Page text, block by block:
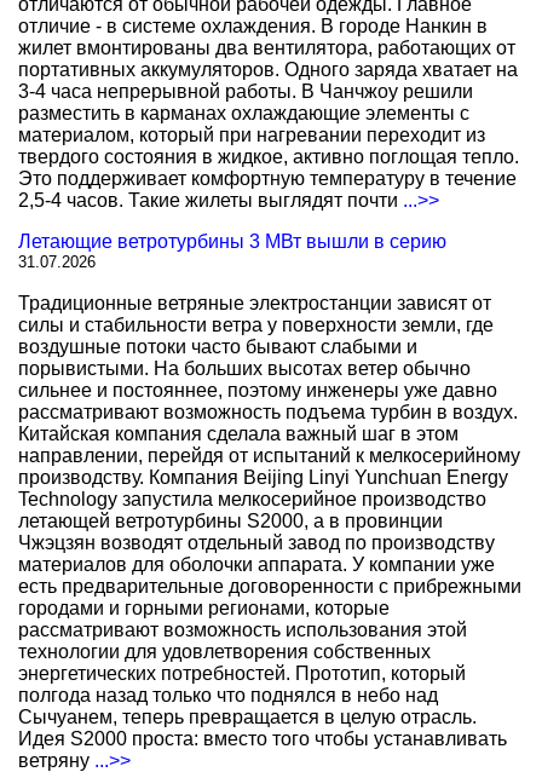
отличаются от обычной рабочей одежды. Главное
отличие - в системе охлаждения. В городе Нанкин в
жилет вмонтированы два вентилятора, работающих от
портативных аккумуляторов. Одного заряда хватает на
3-4 часа непрерывной работы. В Чанчжоу решили
разместить в карманах охлаждающие элементы с
материалом, который при нагревании переходит из
твердого состояния в жидкое, активно поглощая тепло.
Это поддерживает комфортную температуру в течение
2,5-4 часов. Такие жилеты выглядят почти ...>>
Летающие ветротурбины 3 МВт вышли в серию
31.07.2026
Традиционные ветряные электростанции зависят от
силы и стабильности ветра у поверхности земли, где
воздушные потоки часто бывают слабыми и
порывистыми. На больших высотах ветер обычно
сильнее и постояннее, поэтому инженеры уже давно
рассматривают возможность подъема турбин в воздух.
Китайская компания сделала важный шаг в этом
направлении, перейдя от испытаний к мелкосерийному
производству. Компания Beijing Linyi Yunchuan Energy
Technology запустила мелкосерийное производство
летающей ветротурбины S2000, а в провинции
Чжэцзян возводят отдельный завод по производству
материалов для оболочки аппарата. У компании уже
есть предварительные договоренности с прибрежными
городами и горными регионами, которые
рассматривают возможность использования этой
технологии для удовлетворения собственных
энергетических потребностей. Прототип, который
полгода назад только что поднялся в небо над
Сычуанем, теперь превращается в целую отрасль.
Идея S2000 проста: вместо того чтобы устанавливать
ветряну ...>>